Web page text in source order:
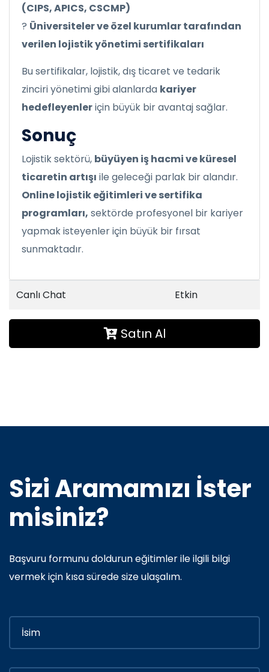
(CIPS, APICS, CSCMP)
? Üniversiteler ve özel kurumlar tarafından
verilen lojistik yönetimi sertifikaları
Bu sertifikalar, lojistik, dış ticaret ve tedarik
zinciri yönetimi gibi alanlarda kariyer
hedefleyenleriçin büyük bir avantaj sağlar.
Sonuç
Lojistik sektörü, büyüyen iş hacmi ve küresel
ticaretin artışı ile geleceği parlak bir alandır.
Online lojistik eğitimleri ve sertifika
programları, sektörde profesyonel bir kariyer
yapmak isteyenler için büyük bir fırsat
sunmaktadır.
Canlı Chat Etkin
Satın Al
Sizi Aramamızı İster
misiniz?
Başvuru formunu doldurun eğitimler ile ilgili bilgi
vermek için kısa sürede size ulaşalım.